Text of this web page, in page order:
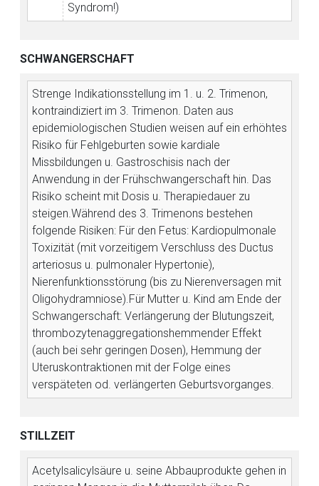
Syndrom!)
SCHWANGERSCHAFT
Strenge Indikationsstellung im 1. u. 2. Trimenon,
kontraindiziert im 3. Trimenon. Daten aus
epidemiologischen Studien weisen auf ein erhöhtes
Risiko für Fehlgeburten sowie kardiale
Missbildungen u. Gastroschisis nach der
Anwendung in der Frühschwangerschaft hin. Das
Risiko scheint mit Dosis u. Therapiedauer zu
steigen.Während des 3. Trimenons bestehen
folgende Risiken: Für den Fetus: Kardiopulmonale
Toxizität (mit vorzeitigem Verschluss des Ductus
arteriosus u. pulmonaler Hypertonie),
Nierenfunktionsstörung (bis zu Nierenversagen mit
Oligohydramniose).Für Mutter u. Kind am Ende der
Schwangerschaft: Verlängerung der Blutungszeit,
thrombozytenaggregationshemmender Effekt
(auch bei sehr geringen Dosen), Hemmung der
Uteruskontraktionen mit der Folge eines
verspäteten od. verlängerten Geburtsvorganges.
STILLZEIT
Acetylsalicylsäure u. seine Abbauprodukte gehen in